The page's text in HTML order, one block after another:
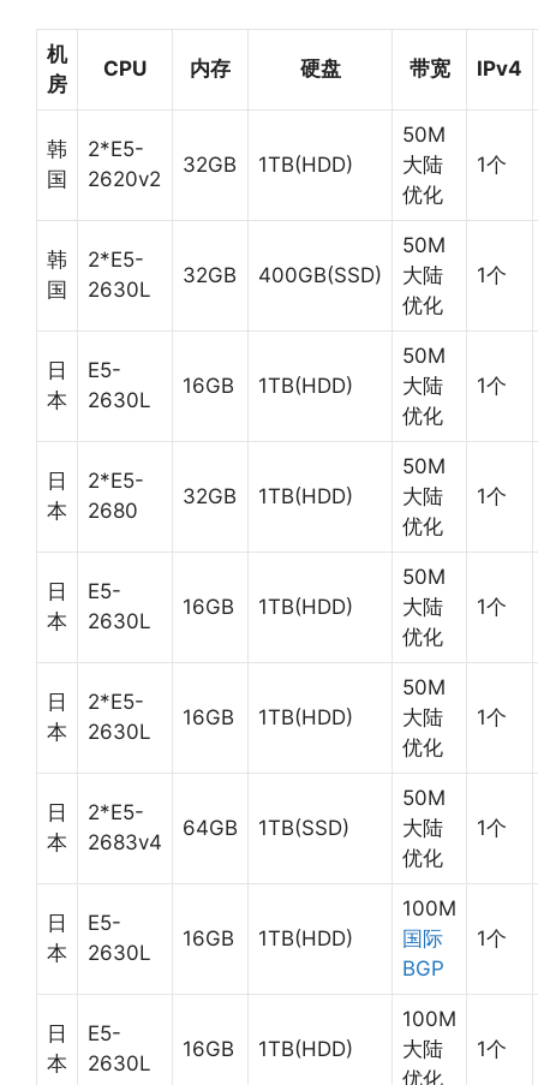
机
房
CPU 内存 硬盘 带宽 IPv4
韩
国
2*E5-
2620v2
32GB 1TB(HDD)
50M
大陆
优化
1个
韩
国
2*E5-
2630L
32GB 400GB(SSD)
50M
大陆
优化
1个
日
本
E5-
2630L
16GB 1TB(HDD)
50M
大陆
优化
1个
日
本
2*E5-
2680
32GB 1TB(HDD)
50M
大陆
优化
1个
日
本
E5-
2630L
16GB 1TB(HDD)
50M
大陆
优化
1个
日
本
2*E5-
2630L
16GB 1TB(HDD)
50M
大陆
优化
1个
日
本
2*E5-
2683v4
64GB 1TB(SSD)
50M
大陆
优化
1个
日
本
E5-
2630L
16GB 1TB(HDD)
100M
国际
BGP
1个
日
本
E5-
2630L
16GB 1TB(HDD)
100M
大陆
优化
1个